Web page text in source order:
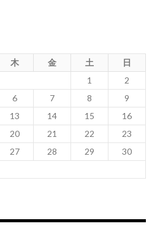
木 金 土
日
1
2
6 7 8
9
13 14 15
16
20 21 22
23
27 28 29
30